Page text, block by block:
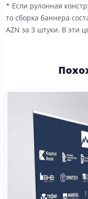
* Если рулонная
то сборка баннера
AZN за 3 штуки. В эти